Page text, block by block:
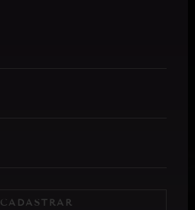
CADASTRAR